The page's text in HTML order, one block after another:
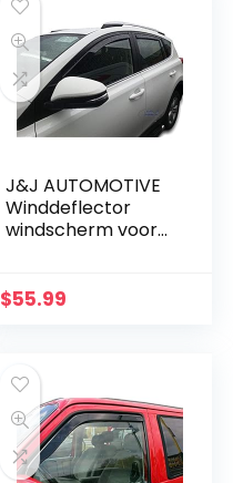
J&J AUTOMOTIVE
Winddeflector
windscherm voor
$55.99